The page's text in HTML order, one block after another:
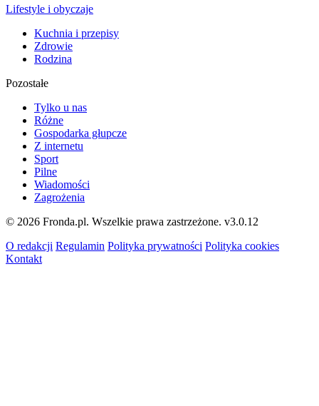
Lifestyle i obyczaje
Kuchnia i przepisy
Zdrowie
Rodzina
Pozostałe
Tylko u nas
Różne
Gospodarka głupcze
Z internetu
Sport
Pilne
Wiadomości
Zagrożenia
© 2026 Fronda.pl. Wszelkie prawa zastrzeżone. v3.0.12
O redakcji Regulamin Polityka prywatności Polityka cookies
Kontakt